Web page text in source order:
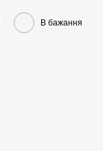
В бажання